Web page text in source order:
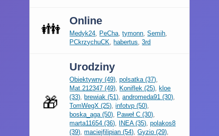
👪 Online
Medyk24, PeCha,tymonn,Semih,
PCkrzychuCK, habertus,3rd
🎁
Urodziny
Obiektywny (49),polsatka (37),
Mat.212347 (49), Koniflek (25), kloe
(33), brewiak (51),andromeda91 (30),
TomWegX (25),infotvp (50),
boska_aga (50), Paweł C (30),
marta11654 (36), INEA (35),polakos8
(39),maciejfilipian (54),Gyzio (29),